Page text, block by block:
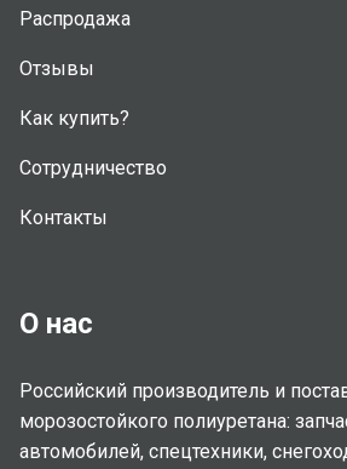
Распродажа
Отзывы
Как купить?
Сотрудничество
Контакты
О нас
Российский производитель и
морозостойкого полиуретана:
автомобилей, спецтехники,